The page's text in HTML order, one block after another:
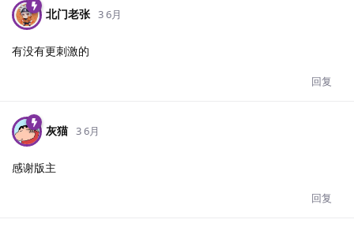
北门老张 3 6月
有没有更刺激的
回复
灰猫 3 6月
感谢版主
回复